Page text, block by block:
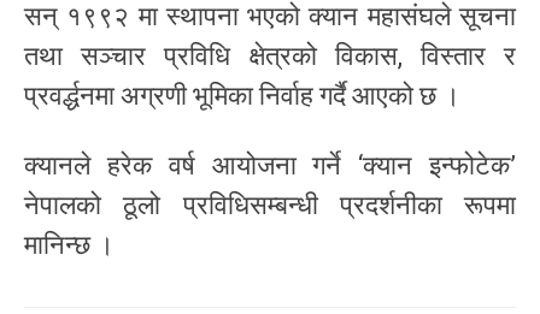
सन् १९९२ मा स्थापना भएको क्यान महासंघले सूचना
तथा सञ्चार प्रविधि क्षेत्रको विकास, विस्तार र
प्रवर्द्धनमा अग्रणी भूमिका निर्वाह गर्दै आएको छ ।
क्यानले हरेक वर्ष आयोजना गर्ने ‘क्यान इन्फोटेक’
नेपालको ठूलो प्रविधिसम्बन्धी प्रदर्शनीका रूपमा
मानिन्छ ।